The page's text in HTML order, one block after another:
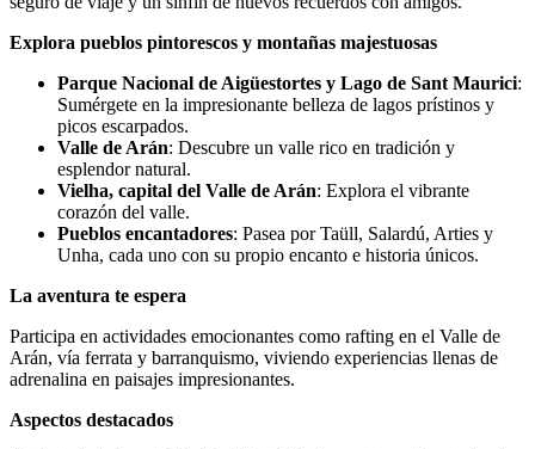
Explora pueblos pintorescos y montañas majestuosas
Parque Nacional de Aigüestortes y Lago de Sant Maurici:
Sumérgete en la impresionante belleza de lagos prístinos y
picos escarpados.
Valle de Arán: Descubre un valle rico en tradición y
esplendor natural.
Vielha, capital del Valle de Arán: Explora el vibrante
corazón del valle.
Pueblos encantadores: Pasea por Taüll, Salardú, Arties y
Unha, cada uno con su propio encanto e historia únicos.
La aventura te espera
Participa en actividades emocionantes como rafting en el Valle de
Arán, vía ferrata y barranquismo, viviendo experiencias llenas de
adrenalina en paisajes impresionantes.
Aspectos destacados